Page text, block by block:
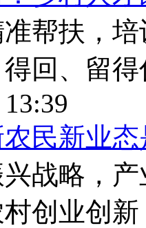
帮扶，
回、留
民新业
战略，
创业创